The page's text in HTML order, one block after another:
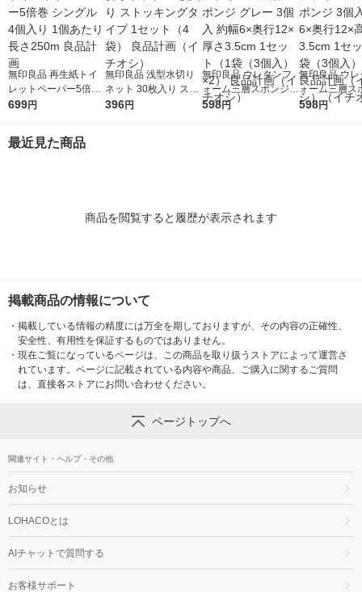
無印良品 再生紙トイ
レットペーパー5倍巻
シングル 4個入り 1個
699円
無印良品 浅型水切り
ネット 30枚入り スト
ッキングタイプ 1セッ
396円
無印良品 ウレタンフ
ォーム三層スポンジ
グレー 3個入 約幅6×
598円
無印良品 ウレ
ォーム三層ス
個入 約幅6×
598円
最近見た商品
商品を閲覧すると履歴が表示されます
掲載商品の情報について
・ 掲載している情報の精度には万全を期しておりますが、その内容の正確性、
安全性、有用性を保証するものではありません。
・ 現在ご覧になっているページは、この商品を取り扱うストアによって運営さ
れています。ページに記載されている内容や商品、ご購入に関するご質問
は、直接各ストアにお問い合わせください。
ページトップへ
関連サイト・ヘルプ・その他
お知らせ
LOHACOとは
AIチャットで質問する
お客様サポート